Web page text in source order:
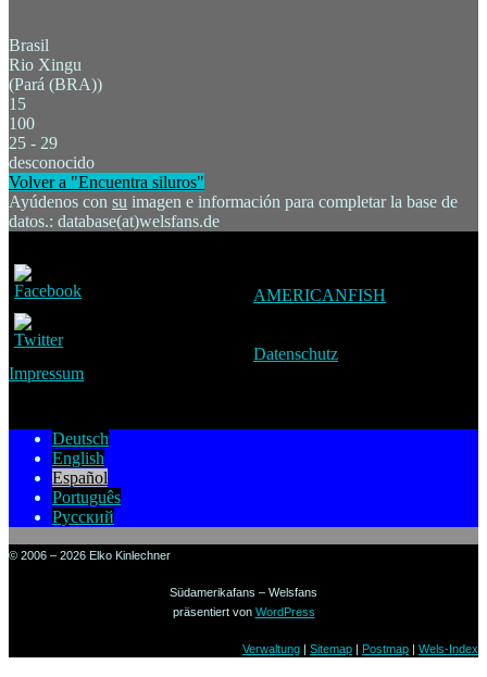
Brasil
Rio Xingu
(Pará (BRA))
15
100
25 - 29
desconocido
Volver a "Encuentra siluros"
Ayúdenos con su imagen e información para completar la base de
datos.: database(at)welsfans.de
AMERICANFISH
Datenschutz
Impressum
Deutsch
English
Español
Português
Русский
© 2006 – 2026 Elko Kinlechner
Südamerikafans – Welsfans
präsentiert von WordPress
Verwaltung Sitemap Postmap Wels-Index